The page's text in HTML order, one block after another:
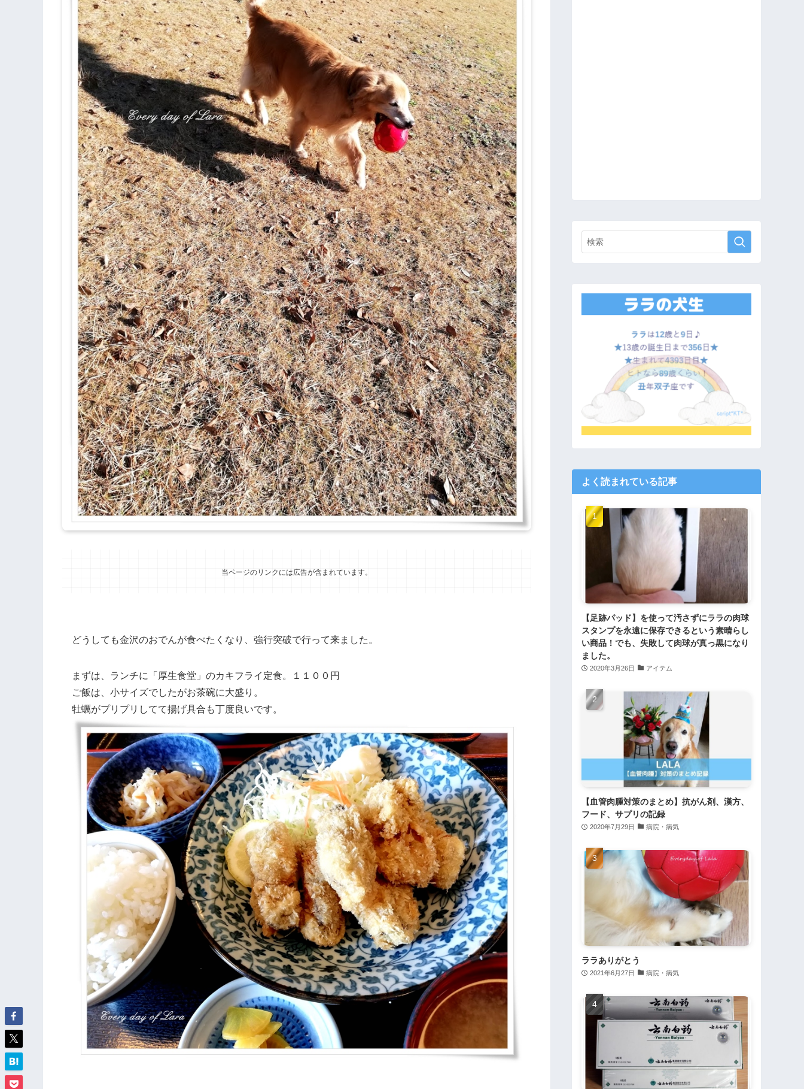
当ページのリンクには広告が含まれています。
どうしても金沢のおでんが食べたくなり、強行突破で行って来ました。
まずは、ランチに「厚生食堂」のカキフライ定食。１１００円
ご飯は、小サイズでしたがお茶碗に大盛り。
牡蠣がプリプリしてて揚げ具合も丁度良いです。
よく読まれている記事
【足跡パッド】を使って汚さずにララの肉球
スタンプを永遠に保存できるという素晴らし
い商品！でも、失敗して肉球が真っ黒になり
ました。
2020年3月26日 アイテム
【血管肉腫対策のまとめ】抗がん剤、漢方、
フード、サプリの記録
2020年7月29日 病院・病気
ララありがとう
2021年6月27日 病院・病気